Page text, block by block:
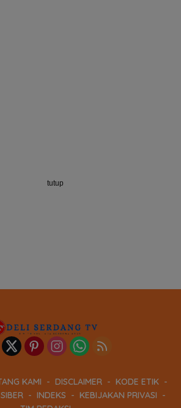
KAMI DISCLAIMER
KODE ETIK
INDEKS
KEBIJAKAN PRIVASI
tutup